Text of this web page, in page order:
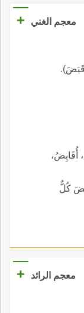
معجم الغني +
كُلٌّ
معجم الرائد +